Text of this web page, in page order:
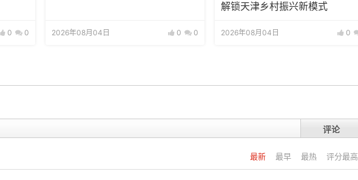
0 0 2026年08月04日 0 0
解锁天津乡村振兴新模式
2026年08月04日 0
评论
最新 最早 最热 评分最高